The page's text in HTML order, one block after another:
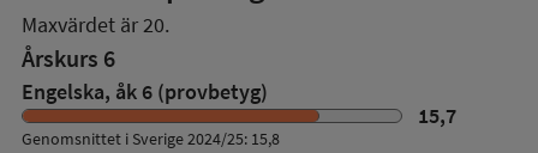
Maxvärdet är 20.
Årskurs 6
Engelska, åk 6 (provbetyg)
15,7
Genomsnittet i Sverige 2024/25: 15,8